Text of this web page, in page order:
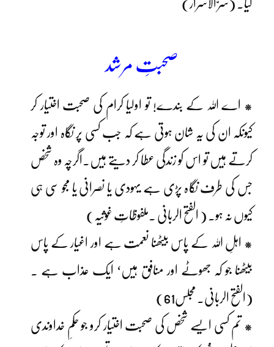
کیا۔ (سرّ الاسرار)
صحبتِ مرشد
* اے اللہ کے بندے! تو اولیا کرام کی صحبت اختیار کر
کیونکہ ان کی یہ شان ہوتی ہے کہ جب کسی پر نگاہ اور توجہ
کرتے ہیں تو اس کو زندگی عطا کر دیتے ہیں۔اگرچہ وہ شخص
جس کی طرف نگاہ پڑی ہے یہودی یا نصرانی یا مجو سی ہی
کیوں نہ ہو۔ ( الفتح الربانی ۔ملفوظاتِ غوثیہ)
* اہلِ اللہ کے پاس بیٹھنا نعمت ہے اور اغیار کے پاس
بیٹھنا جو کہ جھوٹے اور منافق ہیں‘ ایک عذاب ہے ۔
(الفتح الربانی۔ مجلس61)
* تم کسی ایسے شخص کی صحبت اختیار کرو جو حکمِ خداوندی